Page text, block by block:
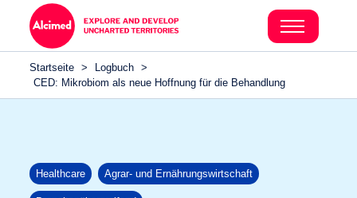
Search in content
Search in content
Startseite > Logbuch >
CED: Mikrobiom als neue Hoffnung für die Behandlung
Healthcare Agrar- und Ernährungswirtschaft